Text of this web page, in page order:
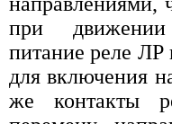
при
питание реле ЛР
для включения
же контакты